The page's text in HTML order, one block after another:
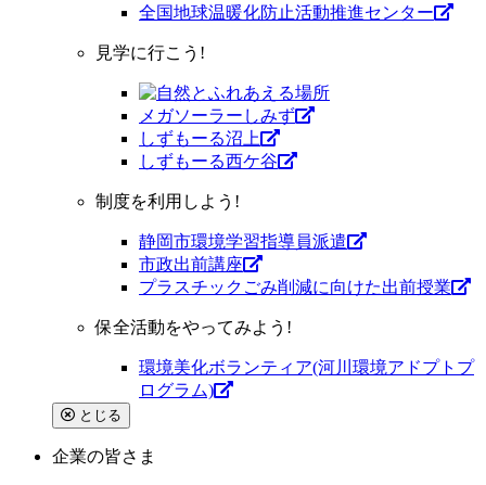
全国地球温暖化防止活動推進センター
見学に行こう!
メガソーラーしみず
しずもーる沼上
しずもーる⻄ケ谷
制度を利用しよう!
静岡市環境学習指導員派遣
市政出前講座
プラスチックごみ削減に向けた出前授業
保全活動をやってみよう!
環境美化ボランティア(河川環境アドプトプ
ログラム)
とじる
企業の皆さま